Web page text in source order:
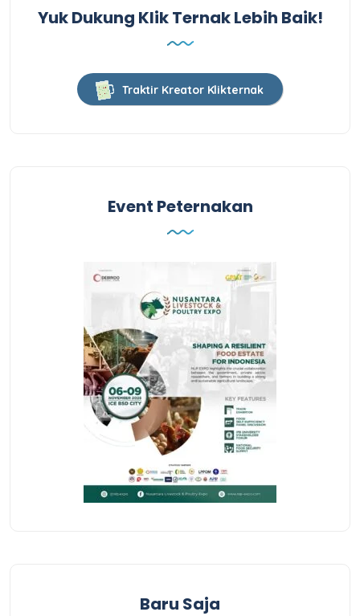
Yuk Dukung Klik Ternak Lebih Baik!
Traktir Kreator Klikternak
Event Peternakan
Baru Saja